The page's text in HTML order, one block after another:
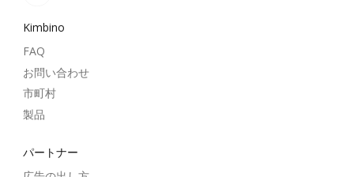
Kimbino
FAQ
お問い合わせ
市町村
製品
パートナー